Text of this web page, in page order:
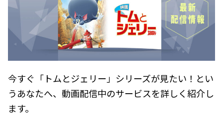
今すぐ「トムとジェリー」シリーズが見たい！とい
うあなたへ、動画配信中のサービスを詳しく紹介し
ます。